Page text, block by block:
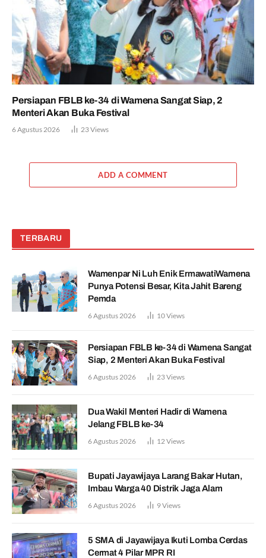
Persiapan FBLB ke-34 di Wamena Sangat Siap, 2
Menteri Akan Buka Festival
6 Agustus 2026 23Views
ADD A COMMENT
TERBARU
Wamenpar Ni Luh Enik ErmawatiWamena
Punya Potensi Besar, Kita Jahit Bareng
Pemda
6 Agustus 2026 10Views
Persiapan FBLB ke-34 di Wamena Sangat
Siap, 2 Menteri Akan Buka Festival
6 Agustus 2026 23Views
Dua Wakil Menteri Hadir di Wamena
Jelang FBLB ke-34
6 Agustus 2026 12 Views
Bupati Jayawijaya Larang Bakar Hutan,
Imbau Warga 40 Distrik Jaga Alam
6 Agustus 2026 9Views
5 SMA di Jayawijaya Ikuti Lomba Cerdas
Cermat 4 Pilar MPR RI